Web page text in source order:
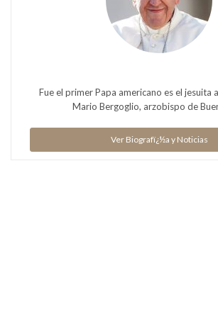
Fue el primer Papa americano es el jesuita
Mario Bergoglio, arzobispo de
Ver Biografï¿½a y Noticias